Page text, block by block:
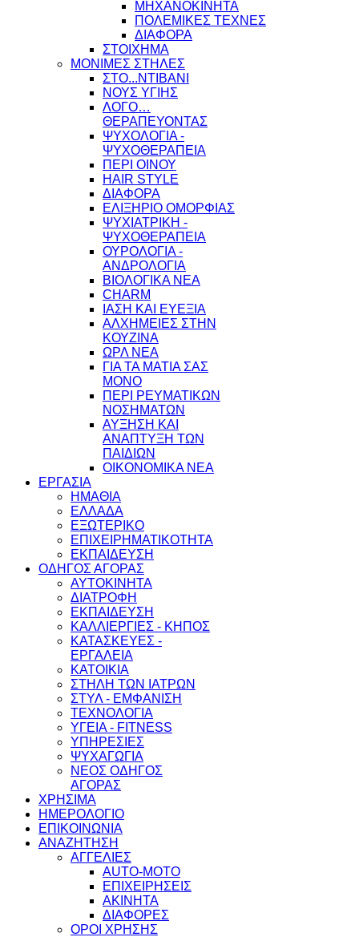
ΜΗΧΑΝΟΚΙΝΗΤΑ
ΠΟΛΕΜΙΚΕΣ ΤΕΧΝΕΣ
ΔΙΑΦΟΡΑ
ΣΤΟΙΧΗΜΑ
ΜΟΝΙΜΕΣ ΣΤΗΛΕΣ
ΣΤΟ...ΝΤΙΒΑΝΙ
ΝΟΥΣ ΥΓΙΗΣ
ΛΟΓΟ…
ΘΕΡΑΠΕΥΟΝΤΑΣ
ΨΥΧΟΛΟΓΙΑ -
ΨΥΧΟΘΕΡΑΠΕΙΑ
ΠΕΡΙ ΟΙΝΟΥ
HAIR STYLE
ΔΙΑΦΟΡΑ
ΕΛΙΞΗΡΙΟ ΟΜΟΡΦΙΑΣ
ΨΥΧΙΑΤΡΙΚΗ -
ΨΥΧΟΘΕΡΑΠΕΙΑ
ΟΥΡΟΛΟΓΙΑ -
ΑΝΔΡΟΛΟΓΙΑ
ΒΙΟΛΟΓΙΚΑ ΝΕΑ
CHARM
ΙΑΣΗ ΚΑΙ ΕΥΕΞΙΑ
ΑΛΧΗΜΕΙΕΣ ΣΤΗΝ
ΚΟΥΖΙΝΑ
ΩΡΛ ΝEA
ΓΙΑ ΤΑ ΜΑΤΙΑ ΣΑΣ
ΜΟΝΟ
ΠΕΡΙ ΡΕΥΜΑΤΙΚΩΝ
ΝΟΣΗΜΑΤΩΝ
ΑΥΞΗΣΗ ΚΑΙ
ΑΝΑΠΤΥΞΗ ΤΩΝ
ΠΑΙΔΙΩΝ
ΟΙΚΟΝΟΜΙΚΑ ΝΕΑ
ΕΡΓΑΣΙΑ
ΗΜΑΘΙΑ
ΕΛΛΑΔΑ
ΕΞΩΤΕΡΙΚΟ
ΕΠΙΧΕΙΡΗΜΑΤΙΚΟΤΗΤΑ
ΕΚΠΑΙΔΕΥΣΗ
ΟΔΗΓΟΣ ΑΓΟΡΑΣ
ΑΥΤΟΚΙΝΗΤΑ
ΔΙΑΤΡΟΦΗ
ΕΚΠΑΙΔΕΥΣΗ
ΚΑΛΛΙΕΡΓΙΕΣ - ΚΗΠΟΣ
ΚΑΤΑΣΚΕΥΕΣ -
ΕΡΓΑΛΕΙΑ
ΚΑΤΟΙΚΙΑ
ΣΤΗΛΗ ΤΩΝ ΙΑΤΡΩΝ
ΣΤΥΛ - ΕΜΦΑΝΙΣΗ
ΤΕΧΝΟΛΟΓΙΑ
ΥΓΕΙΑ - FITNESS
ΥΠΗΡΕΣΙΕΣ
ΨΥΧΑΓΩΓΙΑ
ΝΕΟΣ ΟΔΗΓΟΣ
ΑΓΟΡΑΣ
ΧΡΗΣΙΜΑ
ΗΜΕΡΟΛΟΓΙΟ
ΕΠΙΚΟΙΝΩΝΙΑ
ΑΝΑΖΗΤΗΣΗ
ΑΓΓΕΛΙΕΣ
AUTO-MOTO
ΕΠΙΧΕΙΡΗΣΕΙΣ
ΑΚΙΝΗΤΑ
ΔΙΑΦΟΡΕΣ
ΟΡΟΙ ΧΡΗΣΗΣ